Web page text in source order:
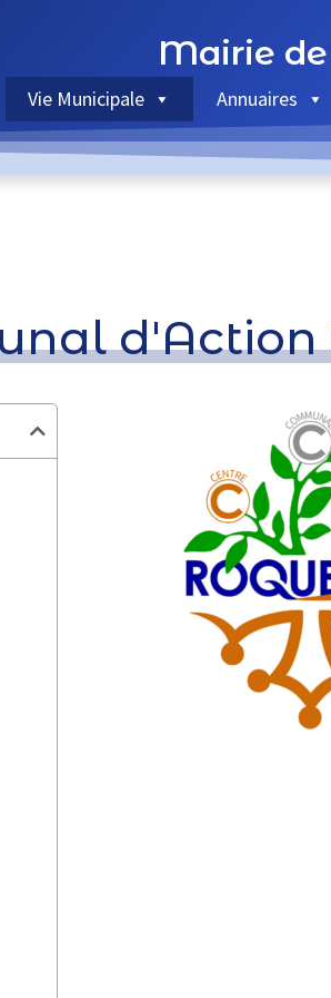
Mairie
Vie Municipale Annuaires
d'Action